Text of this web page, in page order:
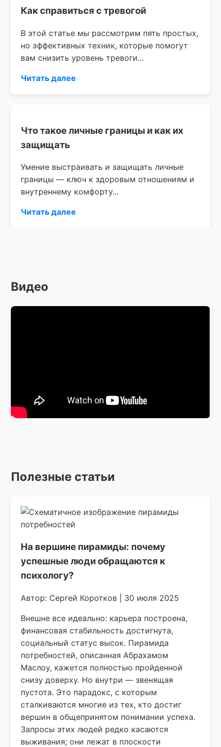
Как справиться с тревогой
В этой статье мы рассмотрим пять простых,
но эффективных техник, которые помогут
вам снизить уровень тревоги...
Читать далее
Что такое личные границы и как их
защищать
Умение выстраивать и защищать личные
границы — ключ к здоровым отношениям и
внутреннему комфорту...
Читать далее
Видео
Полезные статьи
На вершине пирамиды: почему
успешные люди обращаются к
психологу?
Автор: Сергей Коротков | 30 июля 2025
Внешне все идеально: карьера построена,
финансовая стабильность достигнута,
социальный статус высок. Пирамида
потребностей, описанная Абрахамом
Маслоу, кажется полностью пройденной
снизу доверху. Но внутри — звенящая
пустота. Это парадокс, с которым
сталкиваются многие из тех, кто достиг
вершин в общепринятом понимании успеха.
Запросы этих людей редко касаются
выживания; они лежат в плоскости